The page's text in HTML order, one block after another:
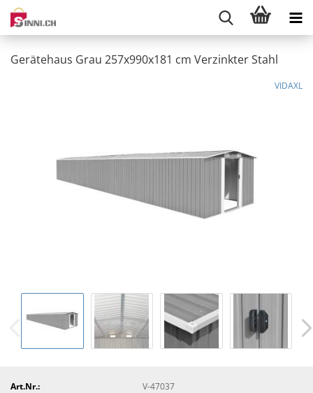
Gerätehaus Grau 257x990x181 cm Verzinkter Stahl
VIDAXL
Art.Nr.:
V-47037